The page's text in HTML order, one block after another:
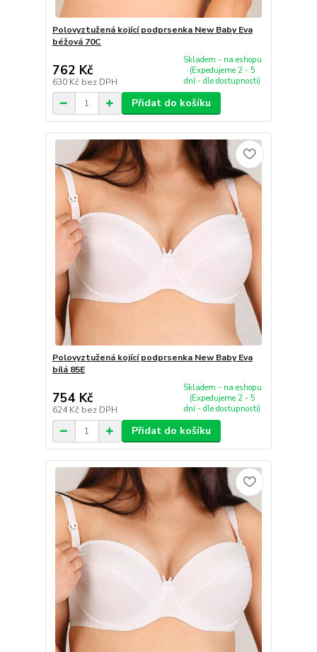
Polovyztužená kojící podprsenka New Baby Eva
béžová 70C
762 Kč
630 Kč bez DPH
Skladem - na eshopu
(Expedujeme 2 - 5
dní - dle dostupnosti)
Přidat do košíku
Polovyztužená kojící podprsenka New Baby Eva
bílá 85E
754 Kč
624 Kč bez DPH
Skladem - na eshopu
(Expedujeme 2 - 5
dní - dle dostupnosti)
Přidat do košíku